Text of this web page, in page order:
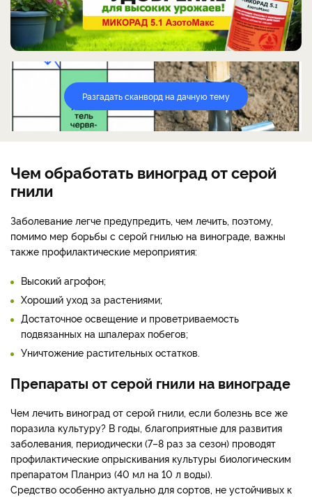
Разгадать сканворд на дачную тему
Чем обработать виноград от серой
гнили
Заболевание легче предупредить, чем лечить, поэтому,
помимо мер борьбы с серой гнилью на винограде, важны
также профилактические мероприятия:
Высокий агрофон;
Хороший уход за растениями;
Достаточное освещение и проветриваемость
подвязанных на шпалерах побегов;
Уничтожение растительных остатков.
Препараты от серой гнили на винограде
Чем лечить виноград от серой гнили, если болезнь все же
поразила культуру? В годы, благоприятные для развития
заболевания, периодически (7–8 раз за сезон) проводят
профилактические опрыскивания культуры биологическим
препаратом Планриз (40 мл на 10 л воды).
Средство особенно актуально для сортов, не устойчивых к